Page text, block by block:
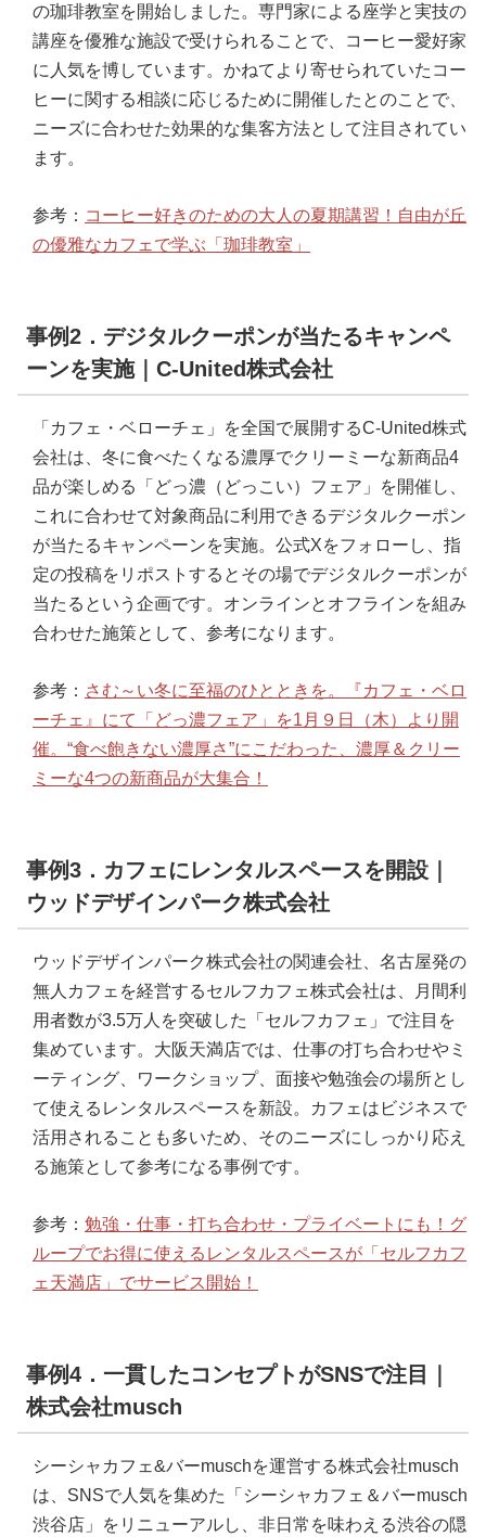
の珈琲教室を開始しました。専門家による座学と実技の
講座を優雅な施設で受けられることで、コーヒー愛好家
に人気を博しています。かねてより寄せられていたコー
ヒーに関する相談に応じるために開催したとのことで、
ニーズに合わせた効果的な集客方法として注目されてい
ます。
参考： コーヒー好きのための大人の夏期講習！自由が丘
の優雅なカフェで学ぶ「珈琲教室」
事例2．デジタルクーポンが当たるキャンペ
ーンを実施｜C-United株式会社
「カフェ・ベローチェ」を全国で展開するC-United株式
会社は、冬に食べたくなる濃厚でクリーミーな新商品4
品が楽しめる「どっ濃（どっこい）フェア」を開催し、
これに合わせて対象商品に利用できるデジタルクーポン
が当たるキャンペーンを実施。公式Xをフォローし、指
定の投稿をリポストするとその場でデジタルクーポンが
当たるという企画です。オンラインとオフラインを組み
合わせた施策として、参考になります。
参考： さむ～い冬に至福のひとときを。『カフェ・ベロ
ーチェ』にて「どっ濃フェア」を1月９日（木）より開
催。“食べ飽きない濃厚さ”にこだわった、濃厚＆クリー
ミーな4つの新商品が大集合！
事例3．カフェにレンタルスペースを開設｜
ウッドデザインパーク株式会社
ウッドデザインパーク株式会社の関連会社、名古屋発の
無人カフェを経営するセルフカフェ株式会社は、月間利
用者数が3.5万人を突破した「セルフカフェ」で注目を
集めています。大阪天満店では、仕事の打ち合わせやミ
ーティング、ワークショップ、面接や勉強会の場所とし
て使えるレンタルスペースを新設。カフェはビジネスで
活用されることも多いため、そのニーズにしっかり応え
る施策として参考になる事例です。
参考： 勉強・仕事・打ち合わせ・プライベートにも！グ
ループでお得に使えるレンタルスペースが「セルフカフ
ェ天満店」でサービス開始！
事例4．一貫したコンセプトがSNSで注目｜
株式会社musch
シーシャカフェ&バーmuschを運営する株式会社musch
は、SNSで人気を集めた「シーシャカフェ＆バーmusch
渋谷店」をリニューアルし、非日常を味わえる渋谷の隠